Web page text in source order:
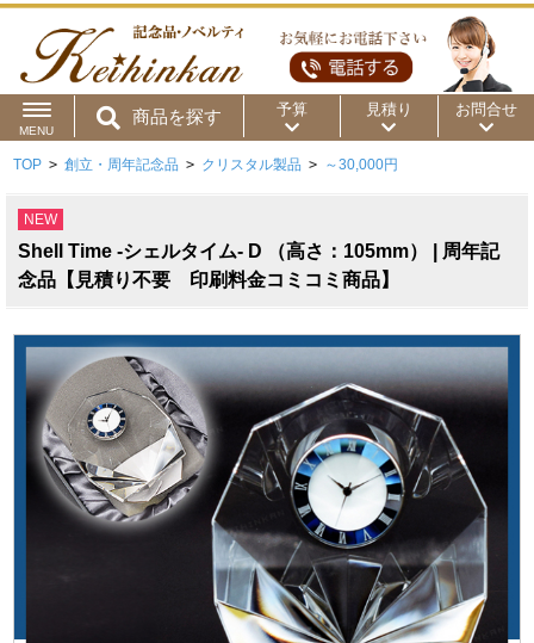
MENU
商品を探す 予算
用途から
商品カテゴリ
価格帯から
～50円 ～100円
～300円 ～500円 ～1,000円
～15,000円 ～20,000円 ～30,000円
～50,000円 50,001円～
見積り お問合せ
TOP > 創立・周年記念品 > クリスタル製品 > ～30,000円
NEW
Shell Time -シェルタイム- D （高さ：105mm） | 周年記
念品【見積り不要 印刷料金コミコミ商品】